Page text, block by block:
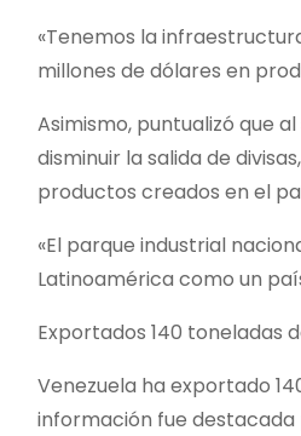
«Tenemos la
millones de dólares en
Asimismo, puntualizó que
disminuir la salida de
productos creados en el
«El parque industrial
Latinoamérica como un
Exportados 140 toneladas
Venezuela ha exportado
información fue destacada